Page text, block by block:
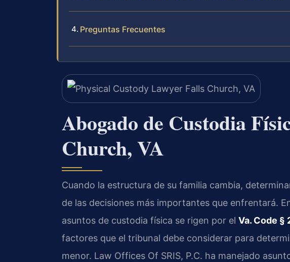
Preguntas Frecuentes
Abogado de Custodia
Church, VA
Cuando la estructura de su familia cambia,
de las decisiones más importantes que enfrentará.
asuntos de custodia física se rigen por el Va. Code §
factores que el tribunal debe considerar para
menor. Law Offices Of SRIS, P.C. ha manejado